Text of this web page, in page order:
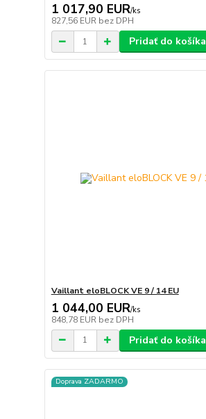
1 017,90 EUR/ks
827,56 EUR bez DPH
Pridať do košíka
Vaillant eloBLOCK VE 9 / 14 EU
1 044,00 EUR/ks
848,78 EUR bez DPH
Pridať do košíka
Doprava ZADARMO